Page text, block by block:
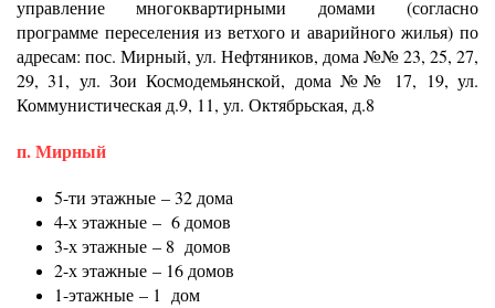
управление многоквартирными домами (согласно
программе переселения из ветхого и аварийного жилья) по
адресам: пос. Мирный, ул. Нефтяников, дома №№ 23, 25, 27,
29, 31, ул. Зои Космодемьянской, дома №№ 17, 19, ул.
Коммунистическая д.9, 11, ул. Октябрьская, д.8
п. Мирный
5-ти этажные – 32 дома
4-х этажные – 6 домов
3-х этажные – 8 домов
2-х этажные – 16 домов
1-этажные – 1 дом